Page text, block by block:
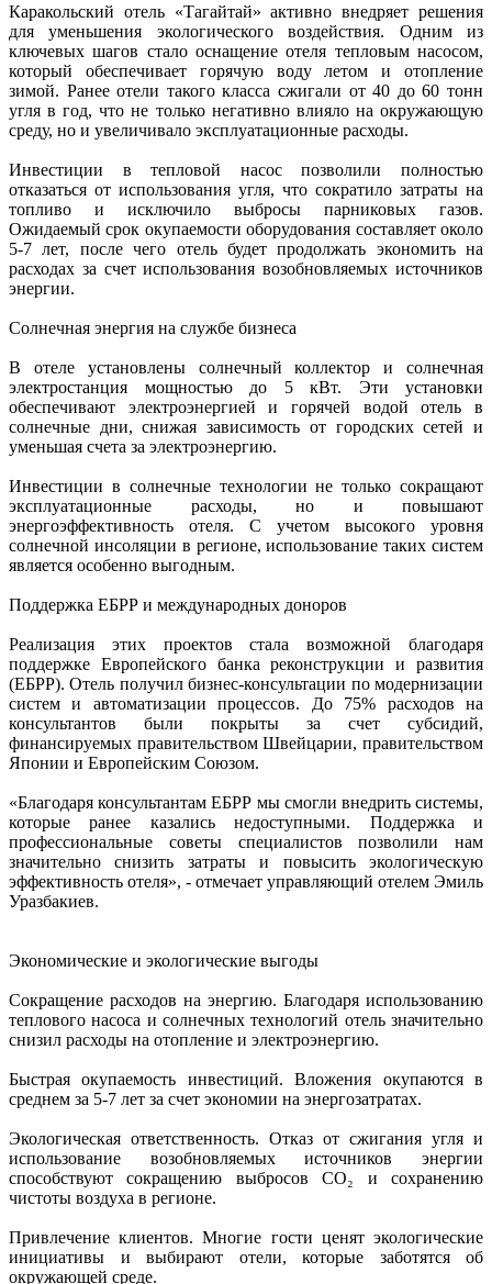
Каракольский отель «Тагайтай» активно внедряет решения
для уменьшения экологического воздействия. Одним из
ключевых шагов стало оснащение отеля тепловым насосом,
который обеспечивает горячую воду летом и отопление
зимой. Ранее отели такого класса сжигали от 40 до 60 тонн
угля в год, что не только негативно влияло на окружающую
среду, но и увеличивало эксплуатационные расходы.
Инвестиции в тепловой насос позволили полностью
отказаться от использования угля, что сократило затраты на
топливо и исключило выбросы парниковых газов.
Ожидаемый срок окупаемости оборудования составляет около
5-7 лет, после чего отель будет продолжать экономить на
расходах за счет использования возобновляемых источников
энергии.
Солнечная энергия на службе бизнеса
В отеле установлены солнечный коллектор и солнечная
электростанция мощностью до 5 кВт. Эти установки
обеспечивают электроэнергией и горячей водой отель в
солнечные дни, снижая зависимость от городских сетей и
уменьшая счета за электроэнергию.
Инвестиции в солнечные технологии не только сокращают
эксплуатационные расходы, но и повышают
энергоэффективность отеля. С учетом высокого уровня
солнечной инсоляции в регионе, использование таких систем
является особенно выгодным.
Поддержка ЕБРР и международных доноров
Реализация этих проектов стала возможной благодаря
поддержке Европейского банка реконструкции и развития
(ЕБРР). Отель получил бизнес-консультации по модернизации
систем и автоматизации процессов. До 75% расходов на
консультантов были покрыты за счет субсидий,
финансируемых правительством Швейцарии, правительством
Японии и Европейским Союзом.
«Благодаря консультантам ЕБРР мы смогли внедрить системы,
которые ранее казались недоступными. Поддержка и
профессиональные советы специалистов позволили нам
значительно снизить затраты и повысить экологическую
эффективность отеля», - отмечает управляющий отелем Эмиль
Уразбакиев.
Экономические и экологические выгоды
Сокращение расходов на энергию. Благодаря использованию
теплового насоса и солнечных технологий отель значительно
снизил расходы на отопление и электроэнергию.
Быстрая окупаемость инвестиций. Вложения окупаются в
среднем за 5-7 лет за счет экономии на энергозатратах.
Экологическая ответственность. Отказ от сжигания угля и
использование возобновляемых источников энергии
способствуют сокращению выбросов CO₂ и сохранению
чистоты воздуха в регионе.
Привлечение клиентов. Многие гости ценят экологические
инициативы и выбирают отели, которые заботятся об
окружающей среде.